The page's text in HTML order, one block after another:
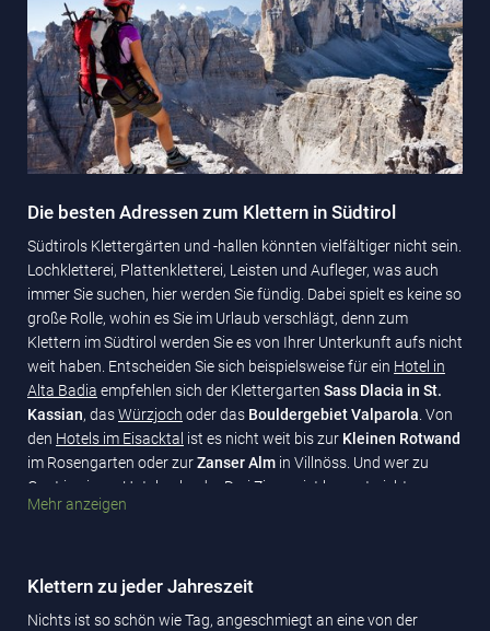
Die besten Adressen zum Klettern in Südtirol
Südtirols Klettergärten und -hallen könnten vielfältiger nicht sein.
Lochkletterei, Plattenkletterei, Leisten und Aufleger, was auch
immer Sie suchen, hier werden Sie fündig. Dabei spielt es keine so
große Rolle, wohin es Sie im Urlaub verschlägt, denn zum
Klettern im Südtirol werden Sie es von Ihrer Unterkunft aufs nicht
weit haben. Entscheiden Sie sich beispielsweise für ein Hotel in
Alta Badia empfehlen sich der Klettergarten Sass Dlacia in St.
Kassian, dasWürzjoch oder das Bouldergebiet Valparola . Von
den Hotels im Eisacktal ist es nicht weit bis zur Kleinen Rotwand
im Rosengarten oder zurZanser Alm in Villnöss. Und wer zu
Gast in einem Hotel nahe der Drei Zinnen
ist kommt nicht um
einen Besuch des Klettergartens „
Mehr anzeigen
Klettern zu jeder Jahreszeit
Nichts ist so schön wie Tag, angeschmiegt an eine von der